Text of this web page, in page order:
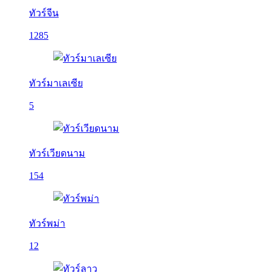
ทัวร์จีน
1285
ทัวร์มาเลเซีย
5
ทัวร์เวียดนาม
154
ทัวร์พม่า
12